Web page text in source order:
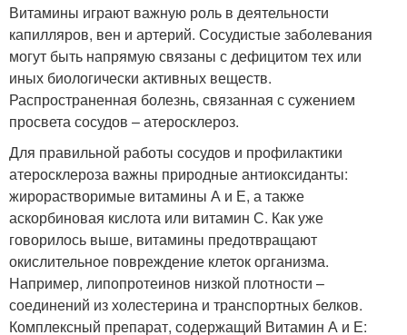
Витамины играют важную роль в деятельности
капилляров, вен и артерий. Сосудистые заболевания
могут быть напрямую связаны с дефицитом тех или
иных биологически активных веществ.
Распространенная болезнь, связанная с сужением
просвета сосудов – атеросклероз.
Для правильной работы сосудов и профилактики
атеросклероза важны природные антиоксиданты:
жирорастворимые витамины А и Е, а также
аскорбиновая кислота или витамин С. Как уже
говорилось выше, витамины предотвращают
окислительное повреждение клеток организма.
Например, липопротеинов низкой плотности –
соединений из холестерина и транспортных белков.
Комплексный препарат, содержащий Витамин А и Е: